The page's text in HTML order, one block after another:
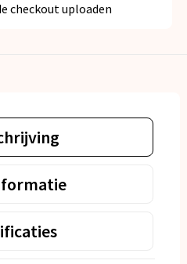
checkout uploaden